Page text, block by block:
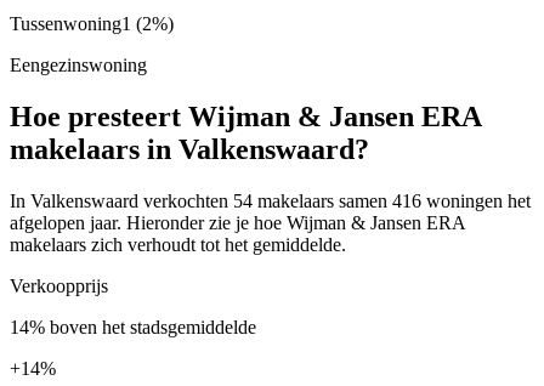
Tussenwoning1 (2%)
Eengezinswoning
Hoe presteert Wijman & Jansen ERA
makelaars in Valkenswaard?
In Valkenswaard verkochten 54 makelaars samen 416 woningen het
afgelopen jaar. Hieronder zie je hoe Wijman & Jansen ERA
makelaars zich verhoudt tot het gemiddelde.
Verkoopprijs
14% boven het stadsgemiddelde
+14%